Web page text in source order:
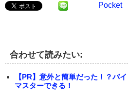
Pocket
合わせて読みたい:
【PR】意外と簡単だった！？バ
マスターできる！